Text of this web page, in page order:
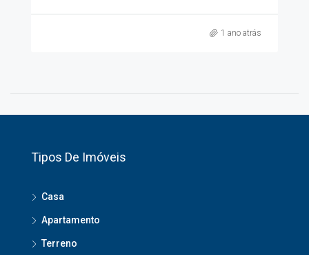
1 ano atrás
Tipos De Imóveis
Casa
Apartamento
Terreno